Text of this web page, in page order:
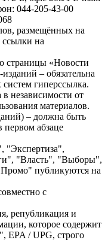
044-205-43-00
размещённых на
ссылки на
страницы «Новости
– обязательна
гиперссылка.
независимости от
материалов.
– должна быть
первом абзаце
"Экспертиза",
"Власть", "Выборы",
публикуются на
с
републикация и
которое содержит
EPA / UPG, строго